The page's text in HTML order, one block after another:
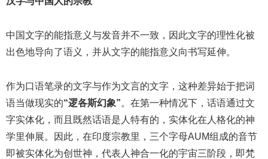
中国文字的能指意义与发音并不一致，因此文字的理性化被
出色地导向了语义，并从文字的能指意义向书写延伸。
作为口语笔录的文字与作为文言的文字，这种差异始于把词
语当做现实的“逻各斯幻象”。在第一种情况下，话语通过文
字实体化，而且既然话语是人特有的，实体化在人格化的神
学里伸展。因此，在印度宗教里，三个字母AUM组成的音节
即被实体化为创世神，代表人神合一化的宇宙三阶段，即梵